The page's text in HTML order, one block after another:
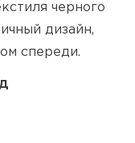
черного
дизайн,
спереди.